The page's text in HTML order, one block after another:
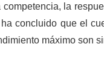
la
concluido que el
máximo son